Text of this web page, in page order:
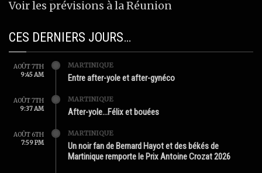
Voir les prévisions à la Réunion
CES DERNIERS JOURS…
AOÛT 7TH
9:45 AM
MARTINIQUE
Entre after-yole et after-gynéco
AOÛT 7TH
9:37 AM
MARTINIQUE
After-yole…Félix et bouées
AOÛT 6TH
7:59 PM
MARTINIQUE
Un noir fan de Bernard Hayot et des békés de
Martinique remporte le Prix Antoine Crozat 2026